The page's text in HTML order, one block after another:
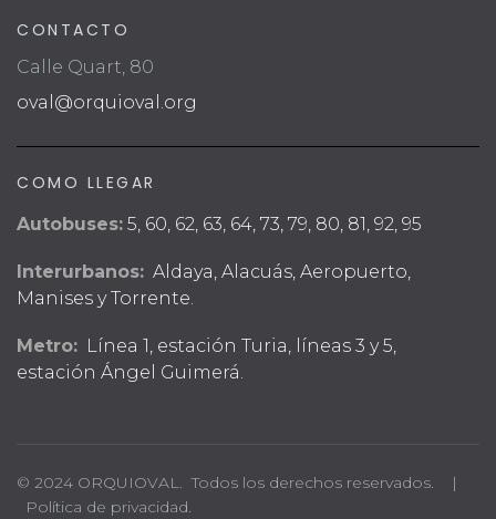
CONTACTO
Calle Quart, 80
oval@orquioval.org
COMO LLEGAR
Autobuses: 5, 60, 62, 63, 64, 73, 79, 80, 81, 92, 95
Interurbanos: Aldaya, Alacuás, Aeropuerto,
Manises y Torrente.
Metro: Línea 1, estación Turia, líneas 3 y 5,
estación Ángel Guimerá.
© 2024 ORQUIOVAL. Todos los derechos reservados. |
Política de privacidad.